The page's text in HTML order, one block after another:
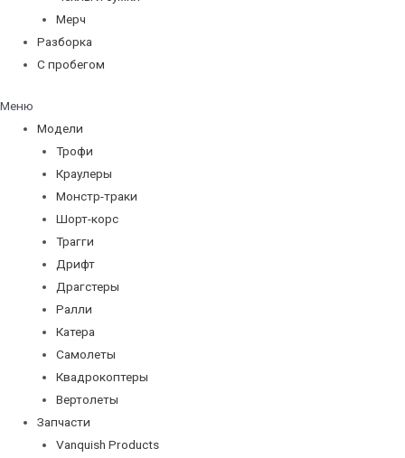
Мерч
Разборка
С пробегом
Меню
Модели
Трофи
Краулеры
Монстр-траки
Шорт-корс
Трагги
Дрифт
Драгстеры
Ралли
Катера
Самолеты
Квадрокоптеры
Вертолеты
Запчасти
Vanquish Products